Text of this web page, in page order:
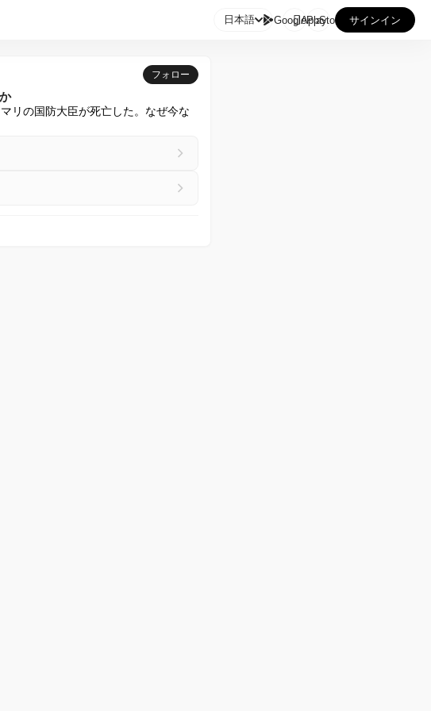
日本語 GooglePlay
AppStore サインイン
フォロー
リの国防大臣が死亡した。なぜ今な